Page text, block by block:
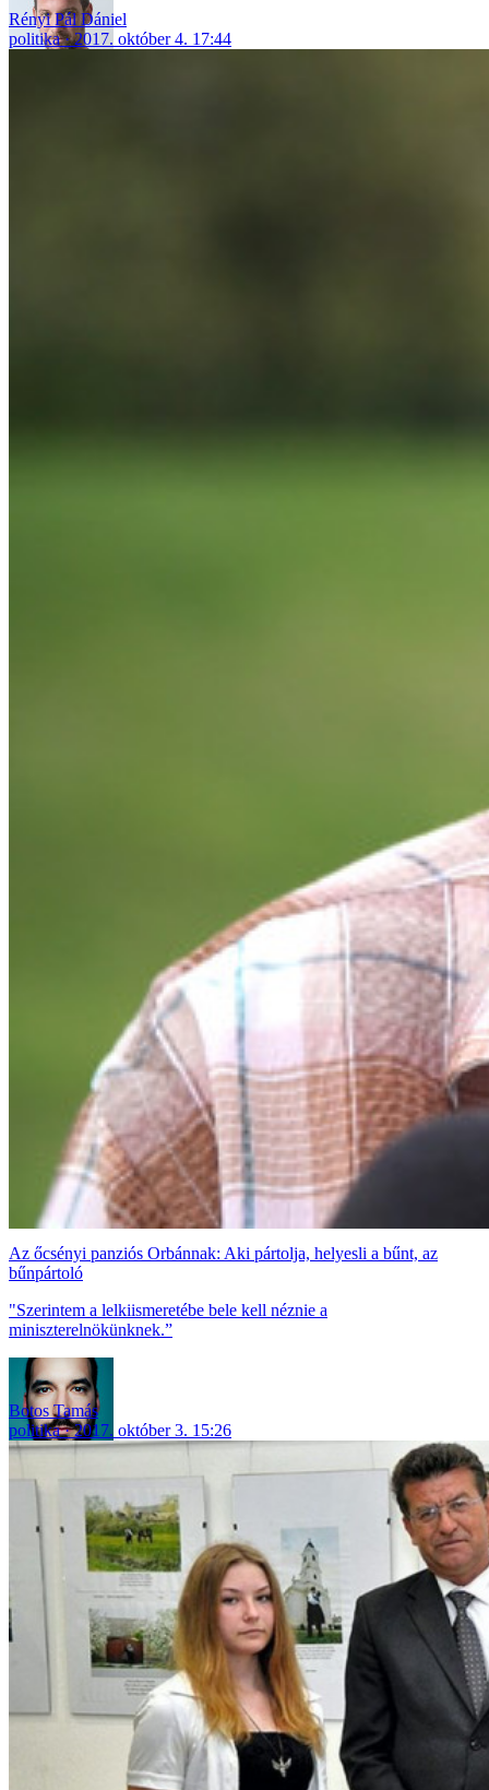
Rényi Pál Dániel
politika
2017. október 4. 17:44
Az őcsényi panziós Orbánnak: Aki pártolja, helyesli a bűnt, az
bűnpártoló
"Szerintem a lelkiismeretébe bele kell néznie a
miniszterelnökünknek.”
Botos Tamás
politika
2017. október 3. 15:26